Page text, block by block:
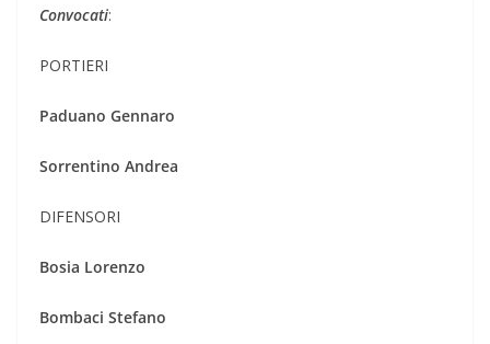
Convocati:
PORTIERI
Paduano Gennaro
Sorrentino Andrea
DIFENSORI
Bosia Lorenzo
Bombaci Stefano